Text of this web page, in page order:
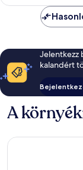
Jelentkezz
kalandért
A